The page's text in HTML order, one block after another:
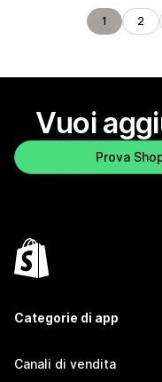
1 2
Vuoi
Prova
Categorie di app
Canali di vendita